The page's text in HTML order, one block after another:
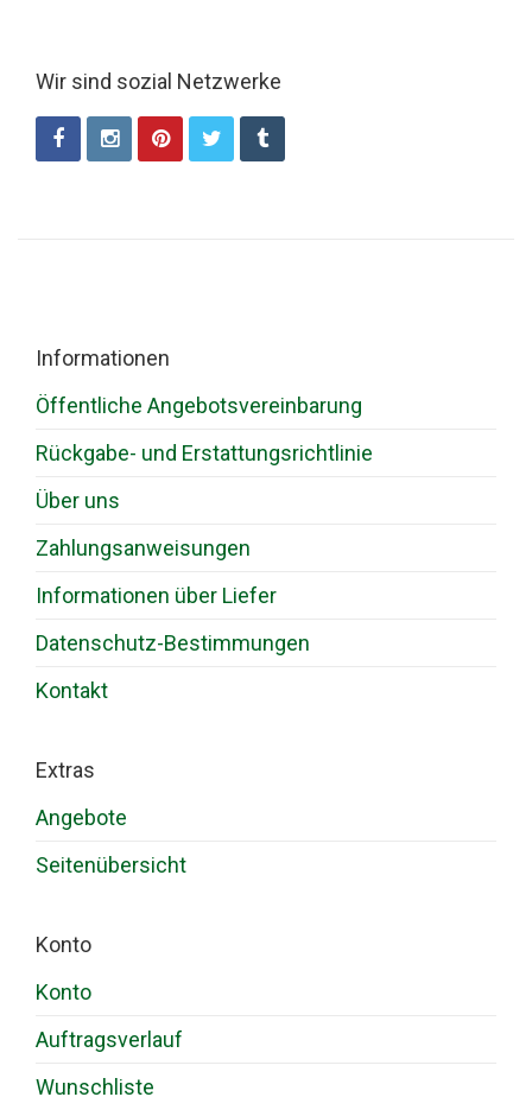
Wir sind sozial Netzwerke
Informationen
Öffentliche Angebotsvereinbarung
Rückgabe- und Erstattungsrichtlinie
Über uns
Zahlungsanweisungen
Informationen über Liefer
Datenschutz-Bestimmungen
Kontakt
Extras
Angebote
Seitenübersicht
Konto
Konto
Auftragsverlauf
Wunschliste